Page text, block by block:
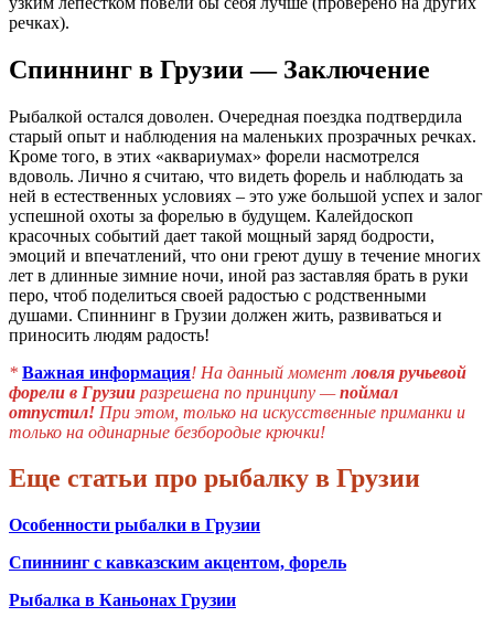
речках).
Спиннинг в Грузии — Заключение
Рыбалкой остался доволен. Очередная поездка подтвердила
старый опыт и наблюдения на маленьких прозрачных речках.
Кроме того, в этих «аквариумах» форели насмотрелся
вдоволь. Лично я считаю, что видеть форель и наблюдать за
ней в естественных условиях – это уже большой успех и залог
успешной охоты за форелью в будущем. Калейдоскоп
красочных событий дает такой мощный заряд бодрости,
эмоций и впечатлений, что они греют душу в течение многих
лет в длинные зимние ночи, иной раз заставляя брать в руки
перо, чтоб поделиться своей радостью с родственными
душами. Спиннинг в Грузии должен жить, развиваться и
приносить людям радость!
* Важная информация! На данный моментловля ручьевой
форели в Грузии разрешена по принципу —поймал
отпустил! При этом, только на искусственные приманки и
только на одинарные безбородые крючки!
Еще статьи про рыбалку в Грузии
Особенности рыбалки в Грузии
Спиннинг с кавказским акцентом, форель
Рыбалка в Каньонах Грузии